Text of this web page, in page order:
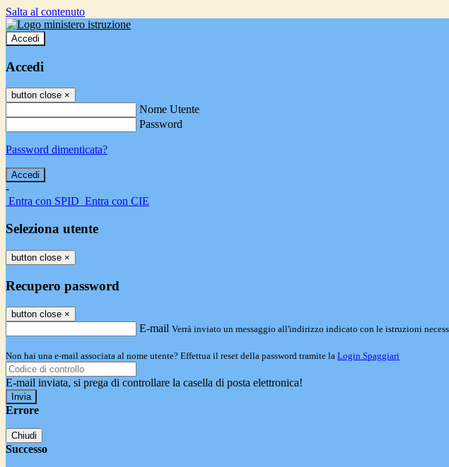
Salta al contenuto
Accedi
Accedi
button close ×
Nome Utente
Password
Password dimenticata?
-
Entra con SPID Entra con CIE
Seleziona utente
button close ×
Recupero password
button close ×
E-mail Verrà inviato un messaggio all'indirizzo indicato con le istruzioni
Non hai una e-mail associata al nome utente? Effettua il reset della password tramite la Login Spaggiari
E-mail inviata, si prega di controllare la casella di posta elettronica!
Errore
Chiudi
Successo